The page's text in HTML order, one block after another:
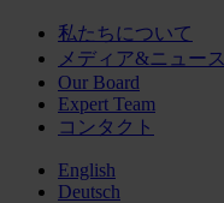
私たちについて
メディア&ニュース
Our Board
Expert Team
コンタクト
English
Deutsch